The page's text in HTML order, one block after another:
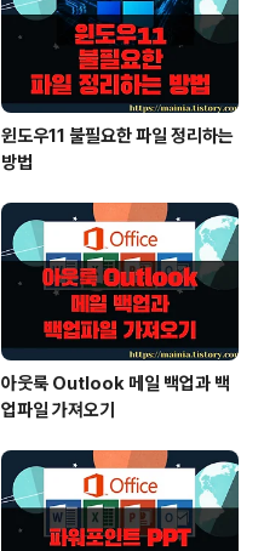
윈도우11 불필요한 파일 정리하는
방법
아웃룩 Outlook 메일 백업과 백
업파일 가져오기